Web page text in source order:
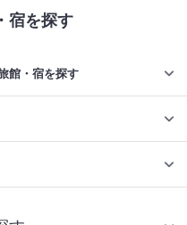
宿を探す
館・宿を探す